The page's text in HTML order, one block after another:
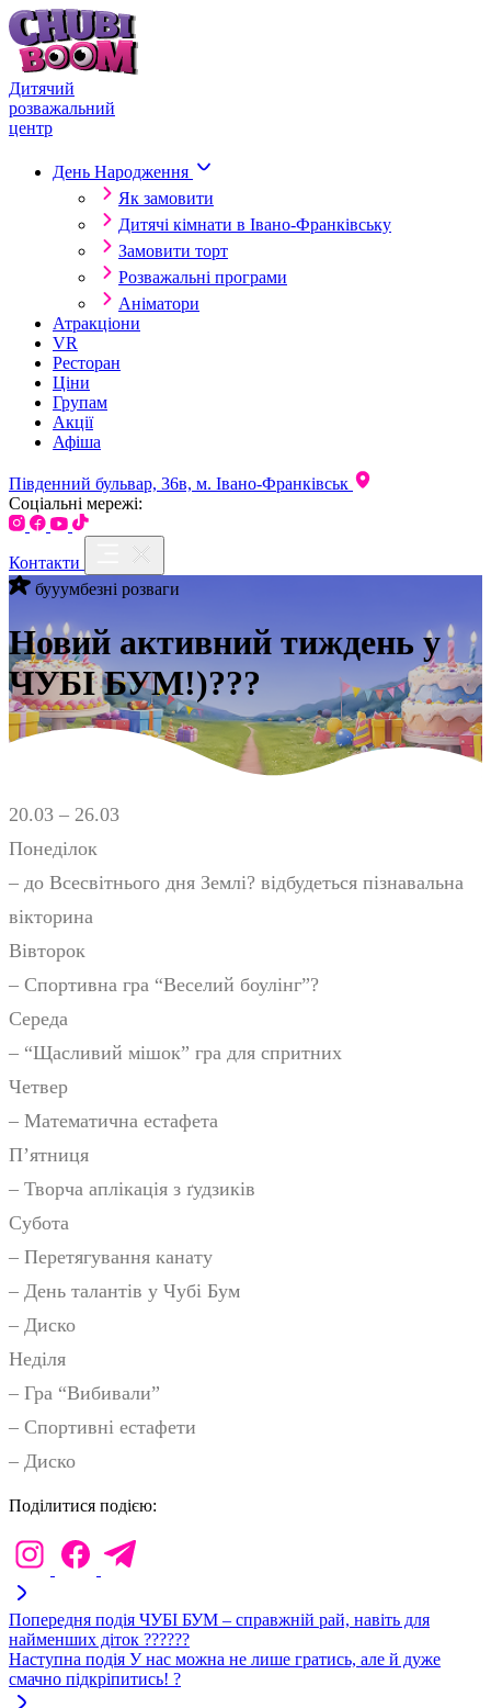
Skip to content
Дитячий
розважальний
центр
День Народження
Як замовити
Дитячі кімнати в Івано-Франківську
Замовити торт
Розважальні програми
Аніматори
Атракціони
VR
Ресторан
Ціни
Групам
Акції
Афіша
Південний бульвар, 36в, м. Івано-Франківськ
Соціальні мережі:
Контакти
бууумбезні розваги
Новий активний тиждень у
ЧУБІ БУМ!)???
20.03 – 26.03
Понеділок
– до Всесвітнього дня Землі? відбудеться пізнавальна
вікторина
Вівторок
– Спортивна гра “Веселий боулінг”?
Середа
– “Щасливий мішок” гра для спритних
Четвер
– Математична естафета
П’ятниця
– Творча аплікація з ґудзиків
Субота
– Перетягування канату
– День талантів у Чубі Бум
– Диско
Неділя
– Гра “Вибивали”
– Спортивні естафети
– Диско
Поділитися подією:
Попередня подія ЧУБІ БУМ – справжній рай, навіть для
найменших діток ??????
Наступна подія У нас можна не лише гратись, але й дуже
смачно підкріпитись! ?